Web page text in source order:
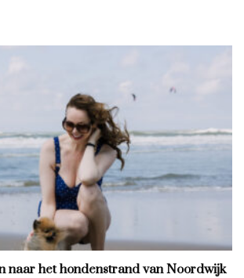
naar het hondenstrand van Noordwijk